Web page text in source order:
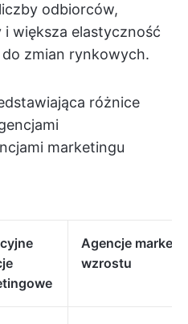
odbiorców,
większa elastyczność
zmian rynkowych.
różnice
marketingu
Agencje
wzrostu